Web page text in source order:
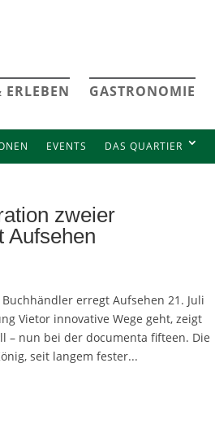
GASTRONOMIE
EVENTS DAS QUARTIER
zweier
Aufsehen
erregt Aufsehen 21. Juli
Vietor innovative Wege geht, zeigt
– nun bei der documenta fifteen. Die
seit langem fester...